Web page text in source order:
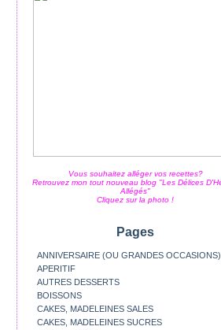
Vous souhaitez alléger vos recettes?
Retrouvez mon tout nouveau blog "Les Délices
Allégés"
Cliquez sur la photo !
Pages
ANNIVERSAIRE (OU GRANDES OCCASIONS)
APERITIF
AUTRES DESSERTS
BOISSONS
CAKES, MADELEINES SALES
CAKES, MADELEINES SUCRES